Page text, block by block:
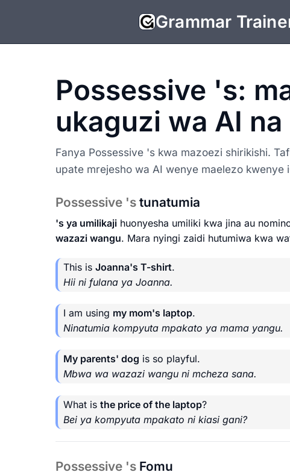
Grammar
Possessive 's:
ukaguzi wa AI na
Fanya Possessive 's kwa mazoezi shirikishi.
upate mrejesho wa AI wenye maelezo kwenye
Possessive 's tunatumia
's ya umilikaji huonyesha umiliki kwa jina au
wazazi wangu. Mara nyingi zaidi hutumiwa kwa
This is Joanna's T-shirt.
Hii ni fulana ya Joanna.
I am using my mom's laptop.
Ninatumia kompyuta mpakato ya mama yangu.
My parents' dog is so playful.
Mbwa wa wazazi wangu ni mcheza sana.
What is the price of the laptop?
Bei ya kompyuta mpakato ni kiasi gani?
Possessive 's Fomu